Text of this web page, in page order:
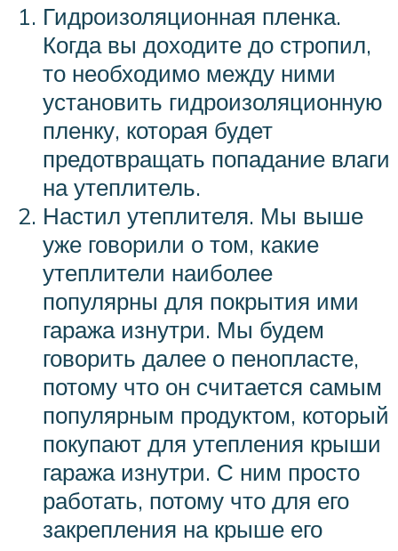
Гидроизоляционная пленка.
Когда вы доходите до стропил,
то необходимо между ними
установить гидроизоляционную
пленку, которая будет
предотвращать попадание влаги
на утеплитель.
Настил утеплителя. Мы выше
уже говорили о том, какие
утеплители наиболее
популярны для покрытия ими
гаража изнутри. Мы будем
говорить далее о пенопласте,
потому что он считается самым
популярным продуктом, который
покупают для утепления крыши
гаража изнутри. С ним просто
работать, потому что для его
закрепления на крыше его